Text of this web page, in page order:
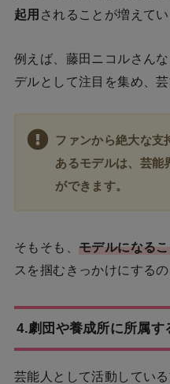
起用 されることが増えてい
例えば、藤田ニコルさん
デルとして注目を集め、
ファンから絶大な支
あるモデルは、芸能
ができます。
そもそも、 モデルになる
スを掴むきっかけにする
4.劇団や養成所に所属す
芸能人として活動してい